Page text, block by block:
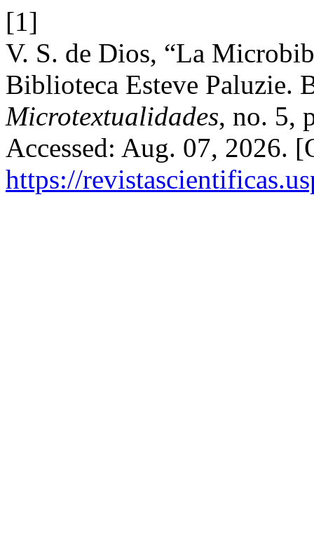
[1]
V. S. de Dios, “La
Biblioteca Esteve Paluzie.
Microtextualidades, no. 5,
Accessed: Aug. 07, 2026.
https://